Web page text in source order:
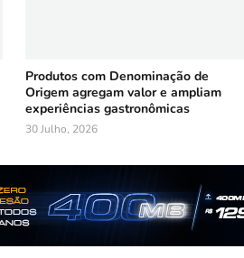
Produtos com Denominação de
Origem agregam valor e ampliam
experiências gastronômicas
30 Julho, 2026